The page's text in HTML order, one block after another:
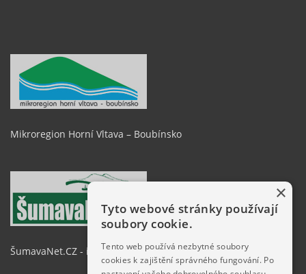
Mikroregion Horní Vltava – Boubínsko
ŠumavaNet.CZ - informace o regionu
×
Tyto webové stránky používají
soubory cookie.
Tento web používá nezbytné soubory
cookies k zajištění správného fungování. Po